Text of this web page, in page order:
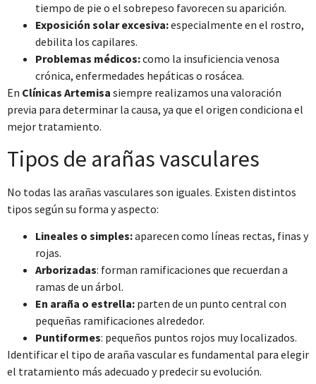
tiempo de pie o el sobrepeso favorecen su aparición.
Exposición solar excesiva:especialmente en el rostro,
debilita los capilares.
Problemas médicos:como la insuficiencia venosa
crónica, enfermedades hepáticas o rosácea.
En Clínicas Artemisa siempre realizamos una valoración
previa para determinar la causa, ya que el origen condiciona el
mejor tratamiento.
Tipos de arañas vasculares
No todas las arañas vasculares son iguales. Existen distintos
tipos según su forma y aspecto:
Lineales o simples:aparecen como líneas rectas, finas y
rojas.
Arborizadas: forman ramificaciones que recuerdan a
ramas de un árbol.
En araña o estrella: parten de un punto central con
pequeñas ramificaciones alrededor.
Puntiformes: pequeños puntos rojos muy localizados.
Identificar el tipo de araña vascular es fundamental para elegir
el tratamiento más adecuado y predecir su evolución.